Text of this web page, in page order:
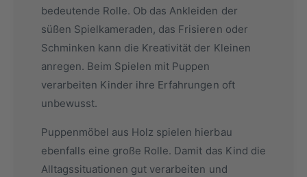
bedeutende Rolle. Ob das Ankleiden der
süßen Spielkameraden, das Frisieren oder
Schminken kann die Kreativität der Kleinen
anregen. Beim Spielen mit Puppen
verarbeiten Kinder ihre Erfahrungen oft
unbewusst.
Puppenmöbel aus Holz spielen hierbau
ebenfalls eine große Rolle. Damit das Kind die
Alltagssituationen gut verarbeiten und